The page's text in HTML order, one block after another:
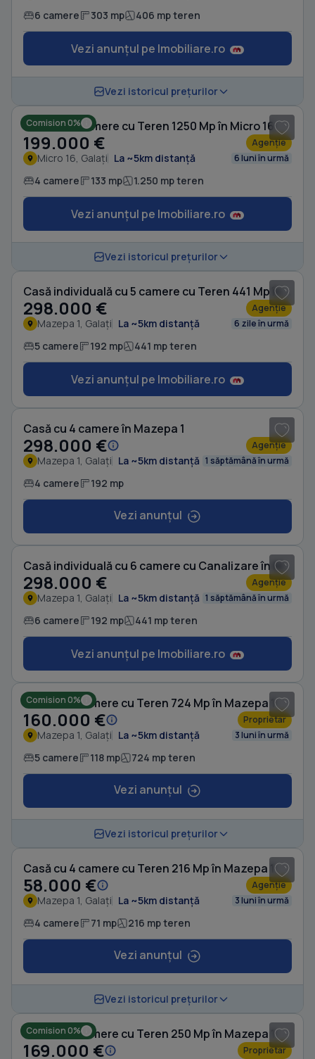
6 camere 303 mp 406 mp teren
Vezi anunțul pe Imobiliare.ro
Vezi istoricul prețurilor
Comision 0%
Casă cu 4 camere cu Teren 1250 Mp în Micro 16
199.000 € Agenție
Micro 16, Galați La ~5km distanță 6 luni în urmă
4 camere 133 mp 1.250 mp teren
Vezi anunțul pe Imobiliare.ro
Vezi istoricul prețurilor
Casă individuală cu 5 camere cu Teren 441 Mp în Mazepa 1
298.000 € Agenție
Mazepa 1, Galați La ~5km distanță 6 zile în urmă
5 camere 192 mp 441 mp teren
Vezi anunțul pe Imobiliare.ro
Casă cu 4 camere în Mazepa 1
298.000 € Agenție
Mazepa 1, Galați La ~5km distanță 1 săptămână în urmă
4 camere 192 mp
Vezi anunțul
Casă individuală cu 6 camere cu Canalizare în Mazepa 1
298.000 € Agenție
Mazepa 1, Galați La ~5km distanță 1 săptămână în urmă
6 camere 192 mp 441 mp teren
Vezi anunțul pe Imobiliare.ro
Comision 0%
Casă cu 5 camere cu Teren 724 Mp în Mazepa 1
160.000 € Proprietar
Mazepa 1, Galați La ~5km distanță 3 luni în urmă
5 camere 118 mp 724 mp teren
Vezi anunțul
Vezi istoricul prețurilor
Casă cu 4 camere cu Teren 216 Mp în Mazepa 1
58.000 € Agenție
Mazepa 1, Galați La ~5km distanță 3 luni în urmă
4 camere 71 mp 216 mp teren
Vezi anunțul
Vezi istoricul prețurilor
Comision 0%
Casă cu 5 camere cu Teren 250 Mp în Mazepa 1
169.000 € Proprietar